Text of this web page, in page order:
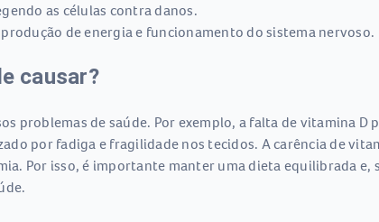
as células contra danos.
de energia e funcionamento do sistema nervoso.
causar?
problemas de saúde. Por exemplo, a falta de vitamina
por fadiga e fragilidade nos tecidos. A carência de
Por isso, é importante manter uma dieta equilibrada e,